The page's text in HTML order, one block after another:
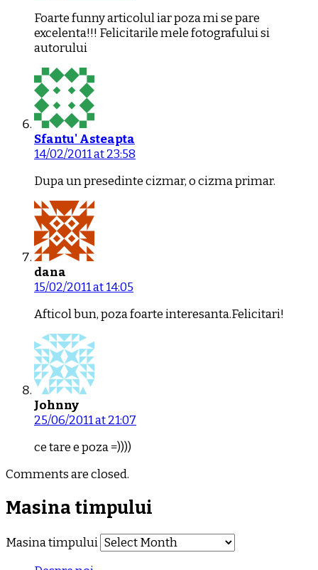
Foarte funny articolul iar poza mi se pare
excelenta!!! Felicitarile mele fotografului si
autorului
Sfantu' Asteapta
14/02/2011 at 23:58
Dupa un presedinte cizmar, o cizma primar.
dana
15/02/2011 at 14:05
Afticol bun, poza foarte interesanta.Felicitari!
Johnny
25/06/2011 at 21:07
ce tare e poza =))))
Comments are closed.
Masina timpului
Masina timpului